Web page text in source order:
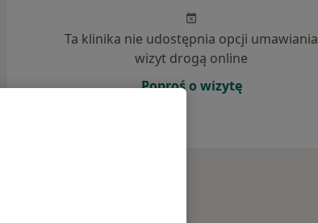
Odpowiedzi na pytania (2)
Ta klinika nie udostępnia opcji umawiania
wizyt drogą online
Poproś o wizytę